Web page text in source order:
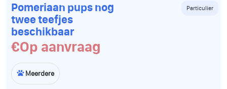
Pomeriaan pups nog
twee teefjes
beschikbaar
Particulier
€Op aanvraag
Meerdere